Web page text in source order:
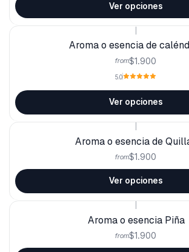
Ver opciones
Aroma o esencia de
from$1.900
5.0
Ver opciones
Aroma o esencia de
from$1.900
Ver opciones
Aroma o esencia Piña
from$1.900